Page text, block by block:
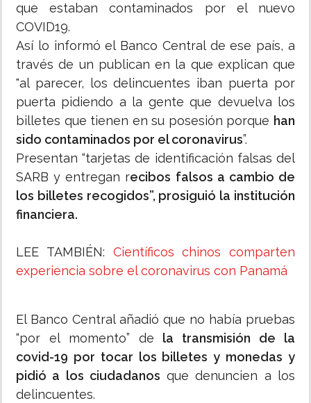
que estaban contaminados por el nuevo
COVID19.
Así lo informó el Banco Central de ese país, a
través de un publican en la que explican que
"al parecer, los delincuentes iban puerta por
puerta pidiendo a la gente que devuelva los
billetes que tienen en su posesión porque han
sido contaminados por el coronavirus”.
Presentan “tarjetas de identificación falsas del
SARB y entregan recibos falsos a cambio de
los billetes recogidos”, prosiguió la institución
financiera.
LEE TAMBIÉN: Científicos chinos comparten
experiencia sobre el coronavirus con Panamá
El Banco Central añadió que no había pruebas
“por el momento” de la transmisión de la
covid-19 por tocar los billetes y monedas y
pidió a los ciudadanos que denuncien a los
delincuentes.